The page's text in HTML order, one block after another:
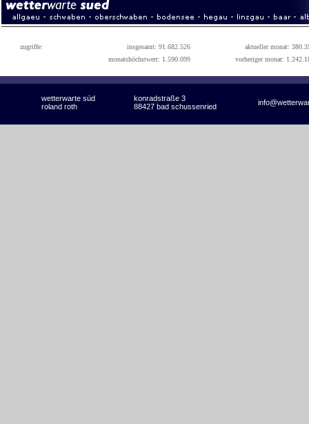
zugriffe: insgesamt: 91.682.526
aktueller monat:
monatshöchstwert: 1.590.099
vorheriger monat:
wetterwarte süd konradstraße 3
roland roth 88427 bad schussenried